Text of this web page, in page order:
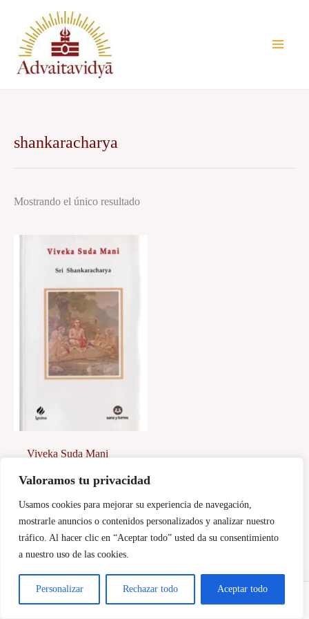
Valoramos tu privacidad
Usamos cookies para mejorar su experiencia de navegación,
mostrarle anuncios o contenidos personalizados y analizar nuestro
tráfico. Al hacer clic en “Aceptar todo” usted da su consentimiento
a nuestro uso de las cookies.
Personalizar Rechazar todo Aceptar todo
contenido
shankaracharya
Mostrando el único resultado
Viveka Suda Mani
Añadir al carrito